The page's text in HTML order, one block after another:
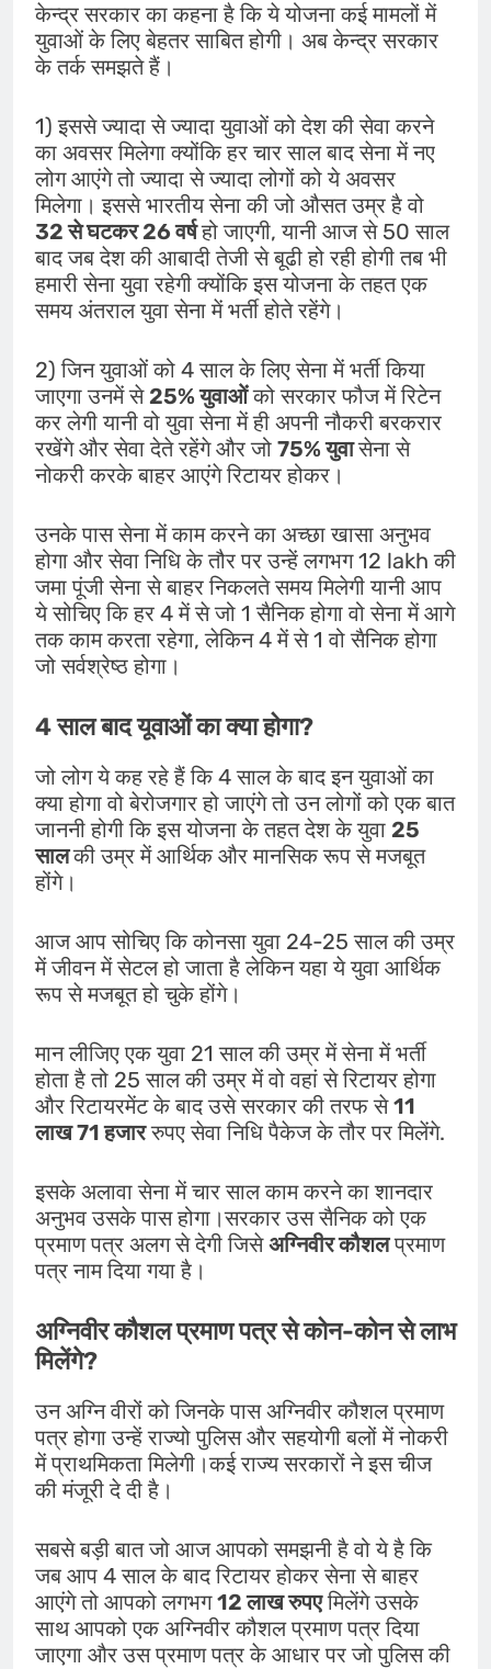
केन्द्र सरकार का कहना है कि ये योजना कई मामलों में
युवाओं के लिए बेहतर साबित होगी। अब केन्द्र सरकार
के तर्क समझते हैं।
1) इससे ज्यादा से ज्यादा युवाओं को देश की सेवा करने
का अवसर मिलेगा क्योंकि हर चार साल बाद सेना में नए
लोग आएंगे तो ज्यादा से ज्यादा लोगों को ये अवसर
मिलेगा। इससे भारतीय सेना की जो औसत उम्र है वो
32 से घटकर 26 वर्षहो जाएगी, यानी आज से 50 साल
बाद जब देश की आबादी तेजी से बूढी हो रही होगी तब भी
हमारी सेना युवा रहेगी क्योंकि इस योजना के तहत एक
समय अंतराल युवा सेना में भर्ती होते रहेंगे।
2) जिन युवाओं को 4 साल के लिए सेना में भर्ती किया
जाएगा उनमें से25% युवाओंको सरकार फौज में रिटेन
कर लेगी यानी वो युवा सेना में ही अपनी नौकरी बरकरार
रखेंगे और सेवा देते रहेंगे और जो 75% युवासेना से
नोकरी करके बाहर आएंगे रिटायर होकर।
उनके पास सेना में काम करने का अच्छा खासा अनुभव
होगा और सेवा निधि के तौर पर उन्हें लगभग 12 lakh की
जमा पूंजी सेना से बाहर निकलते समय मिलेगी यानी आप
ये सोचिए कि हर 4 में से जो 1 सैनिक होगा वो सेना में आगे
तक काम करता रहेगा, लेकिन 4 में से 1 वो सैनिक होगा
जो सर्वश्रेष्ठ होगा।
4 साल बाद यूवाओं का क्या होगा?
जो लोग ये कह रहे हैं कि 4 साल के बाद इन युवाओं का
क्या होगा वो बेरोजगार हो जाएंगे तो उन लोगों को एक बात
जाननी होगी कि इस योजना के तहत देश के युवा 25
सालकी उम्र में आर्थिक और मानसिक रूप से मजबूत
होंगे।
आज आप सोचिए कि कोनसा युवा 24-25 साल की उम्र
में जीवन में सेटल हो जाता है लेकिन यहा ये युवा आर्थिक
रूप से मजबूत हो चुके होंगे।
मान लीजिए एक युवा 21 साल की उम्र में सेना में भर्ती
होता है तो 25 साल की उम्र में वो वहां से रिटायर होगा
और रिटायरमेंट के बाद उसे सरकार की तरफ से11
लाख 71 हजाररुपए सेवा निधि पैकेज के तौर पर मिलेंगे.
इसके अलावा सेना में चार साल काम करने का शानदार
अनुभव उसके पास होगा।सरकार उस सैनिक को एक
प्रमाण पत्र अलग से देगी जिसेअग्निवीर कौशलप्रमाण
पत्र नाम दिया गया है।
अग्निवीर कौशल प्रमाण पत्र से कोन-कोन से लाभ
मिलेंगे?
उन अग्नि वीरों को जिनके पास अग्निवीर कौशल प्रमाण
पत्र होगा उन्हें राज्यो पुलिस और सहयोगी बलों में नोकरी
में प्राथमिकता मिलेगी।कई राज्य सरकारों ने इस चीज
की मंजूरी दे दी है।
सबसे बड़ी बात जो आज आपको समझनी है वो ये है कि
जब आप 4 साल के बाद रिटायर होकर सेना से बाहर
आएंगे तो आपको लगभग12 लाख रुपएमिलेंगे उसके
साथ आपको एक अग्निवीर कौशल प्रमाण पत्र दिया
जाएगा और उस प्रमाण पत्र के आधार पर जो पुलिस की